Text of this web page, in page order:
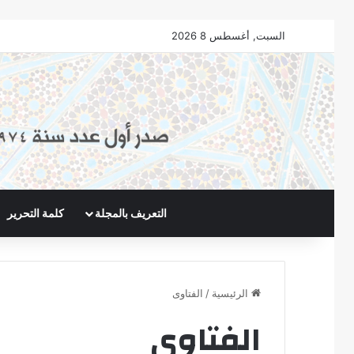
السبت, أغسطس 8 2026
التعريف بالمجلة كلمة التحرير
الرئيسية / الفتاوى
الفتاوى